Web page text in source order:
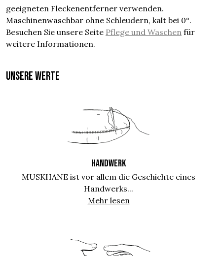
geeigneten Fleckenentferner verwenden.
Maschinenwaschbar ohne Schleudern, kalt bei 0°.
Besuchen Sie unsere Seite Pflege und Waschen für
weitere Informationen.
UNSERE WERTE
HANDWERK
MUSKHANE ist vor allem die Geschichte eines
Handwerks...
Mehr lesen